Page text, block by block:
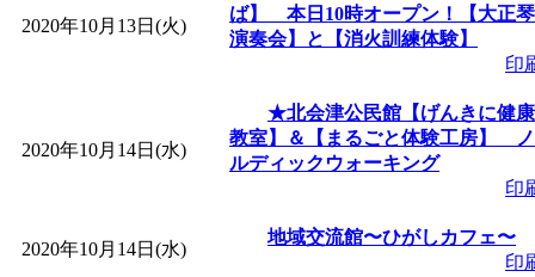
2020年10月13日(火)
ば】 本日10時オープン！【大正琴
演奏会】と【消火訓練体験】
印
2020年10月14日(水)
★北会津公民館【げんきに健康
教室】＆【まるごと体験工房】 ノ
ルディックウォーキング
印
2020年10月14日(水)
地域交流館〜ひがしカフェ〜
印